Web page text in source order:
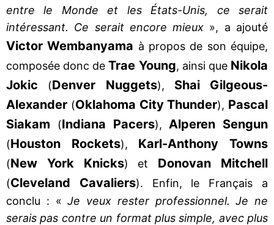
entre le Monde et les États-Unis, ce serait
intéressant. Ce serait encore mieux », a ajouté
Victor Wembanyama à propos de son équipe,
composée donc deTrae Young, ainsi que Nikola
Jokic (Denver Nuggets), Shai Gilgeous-
Alexander (Oklahoma City Thunder), Pascal
Siakam (Indiana Pacers), Alperen Sengun
(Houston Rockets), Karl-Anthony Towns
(New York Knicks) et Donovan Mitchell
(Cleveland Cavaliers). Enfin, le Français a
conclu : « Je veux rester professionnel. Je ne
serais pas contre un format plus simple, avec plus